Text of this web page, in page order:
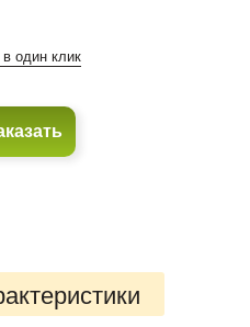
один клик